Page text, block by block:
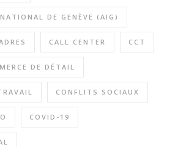
DE GENÈVE (AIG)
CALL CENTER CCT
DE DÉTAIL
CONFLITS SOCIAUX
COVID-19